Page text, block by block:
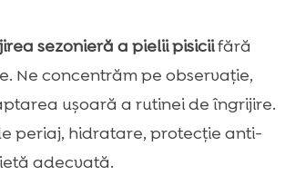
electricitate statică
piele sănătoasă: acizi grași,
micronutrienți
hrană pentru pisici cu formule
fără pui și fără grâu
litiera, praful și calitatea
sezonieră a pielii pisiciifără
Ne concentrăm pe observație,
ușoară a rutinei de îngrijire.
periaj, hidratare, protecție anti-
adecvată.